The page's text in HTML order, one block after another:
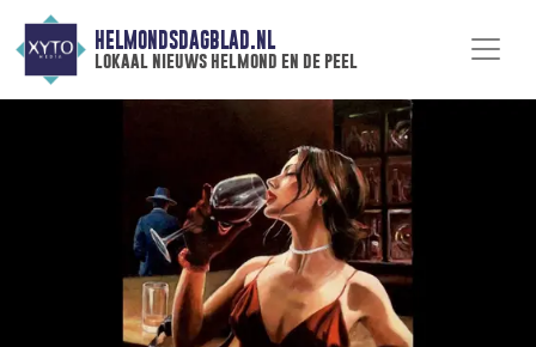
HELMONDSDAGBLAD.NL
lokaal nieuws helmond en de peel